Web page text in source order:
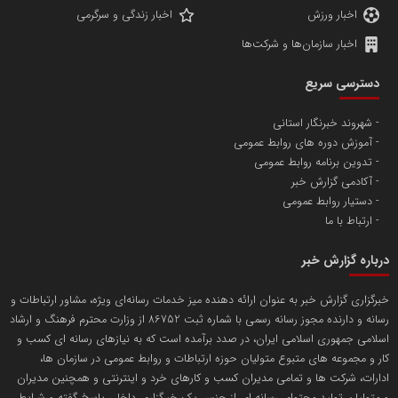
پایگاه اطلاع رسانی اعتلای نهادهای مردمی
تامین آهن اسفنجی تولیدکنندگان فولاد در کشور
تریبون
انتشار گسترده محتوا در رسانه گزارش خبر
مسعودصادقی
اخبار ورزش
اخبار زندگی و سرگرمی
اخبار سازمان‌ها و شرکت‌ها
دسترسی سریع
شهروند خبرنگار استانی
آموزش دوره های روابط عمومی
تدوین برنامه روابط عمومی
آکادمی گزارش خبر
دستیار روابط عمومی
ارتباط با ما
درباره گزارش خبر
خبرگزاری گزارش خبر به عنوان ارائه دهنده میز خدمات رسانه‌ای ویژه، مشاور ارتباطات و
رسانه و دارنده مجوز رسانه رسمی با شماره ثبت 86752 از وزارت محترم فرهنگ و ارشاد
اسلامی جمهوری اسلامی ایران، در صدد برآمده است که به نیازهای رسانه ای کسب و
کار و مجموعه های متبوع متولیان حوزه ارتباطات و روابط عمومی در سازمان ها،
ادارات، شرکت ها و تمامی مدیران کسب و کارهای خرد و اینترنتی و همچنین مدیران